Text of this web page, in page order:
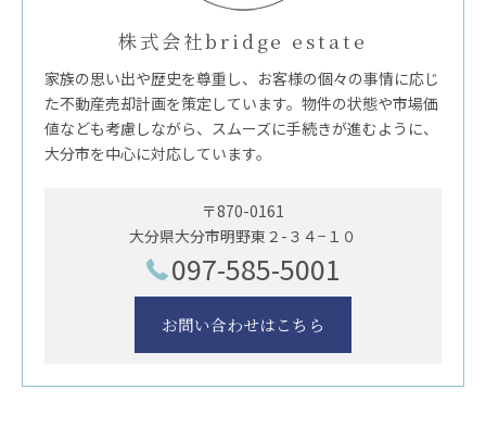
株式会社bridge estate
家族の思い出や歴史を尊重し、お客様の個々の事情に応じ
た不動産売却計画を策定しています。物件の状態や市場価
値なども考慮しながら、スムーズに手続きが進むように、
大分市を中心に対応しています。
〒870-0161
大分県大分市明野東２-３４−１０
097-585-5001
お問い合わせはこちら